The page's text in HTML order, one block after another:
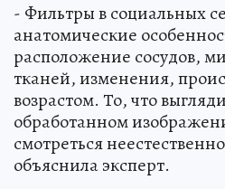
- Фильтры в социальных
анатомические
расположение сосудов,
тканей, изменения,
возрастом. То, что
обработанном
смотреться
объяснила эксперт.